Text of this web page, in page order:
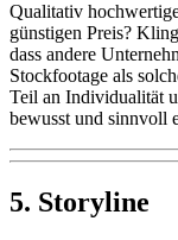
Qualitativ
günstigen Preis?
dass andere
Stockfootage als
Teil an Individualität
bewusst und sinnvoll
5. Storyline